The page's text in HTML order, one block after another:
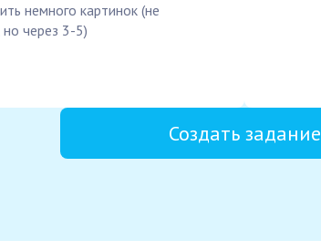
немного картинок (не
через 3-5)
Создать задание